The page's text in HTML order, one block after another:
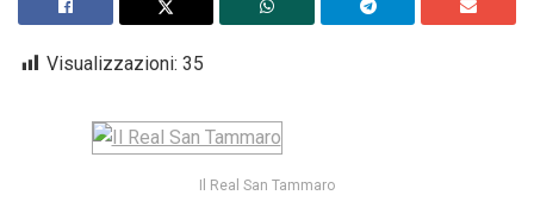
Visualizzazioni: 35
Il Real San Tammaro